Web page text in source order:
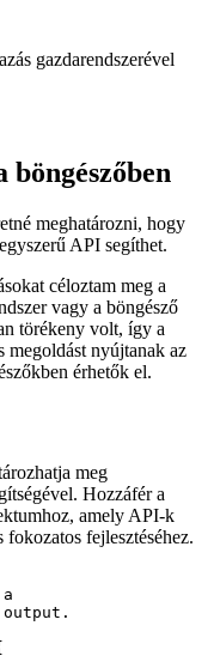
operációs
meghatározni, hogy
API segíthet.
céloztam meg a
törékeny volt, így a
érhetők el.
meg
Hozzáfér a
amely API-k
fejlesztéséhez.